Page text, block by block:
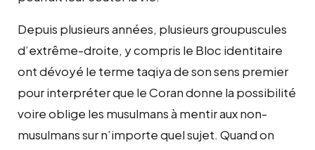
Depuis plusieurs années, plusieurs groupuscules
d’extrême-droite, y compris le Bloc identitaire
ont dévoyé le terme taqiya de son sens premier
pour interpréter que le Coran donne la possibilité
voire oblige les musulmans à mentir aux non-
musulmans sur n’importe quel sujet. Quand on